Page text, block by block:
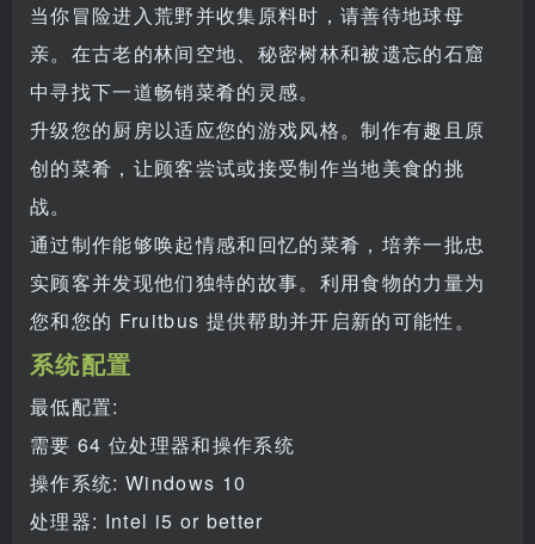
当你冒险进入荒野并收集原料时，请善待地球母
亲。在古老的林间空地、秘密树林和被遗忘的石窟
中寻找下一道畅销菜肴的灵感。
升级您的厨房以适应您的游戏风格。制作有趣且原
创的菜肴，让顾客尝试或接受制作当地美食的挑
战。
通过制作能够唤起情感和回忆的菜肴，培养一批忠
实顾客并发现他们独特的故事。利用食物的力量为
您和您的 Fruitbus 提供帮助并开启新的可能性。
系统配置
最低配置:
需要 64 位处理器和操作系统
操作系统: Windows 10
处理器: Intel i5 or better